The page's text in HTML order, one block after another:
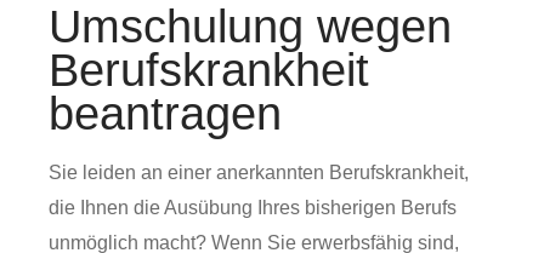
Umschulung wegen
Berufskrankheit
beantragen
Sie leiden an einer anerkannten Berufskrankheit,
die Ihnen die Ausübung Ihres bisherigen Berufs
unmöglich macht? Wenn Sie erwerbsfähig sind,